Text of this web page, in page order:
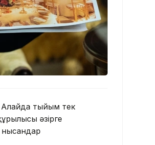
Алайда тыйым тек
әзірге
нысандар